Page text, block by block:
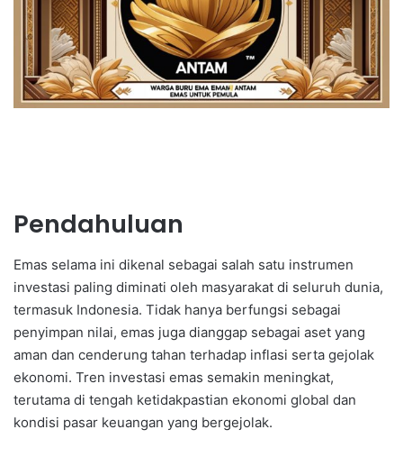
Pendahuluan
Emas selama ini dikenal sebagai salah satu instrumen
investasi paling diminati oleh masyarakat di seluruh dunia,
termasuk Indonesia. Tidak hanya berfungsi sebagai
penyimpan nilai, emas juga dianggap sebagai aset yang
aman dan cenderung tahan terhadap inflasi serta gejolak
ekonomi. Tren investasi emas semakin meningkat,
terutama di tengah ketidakpastian ekonomi global dan
kondisi pasar keuangan yang bergejolak.